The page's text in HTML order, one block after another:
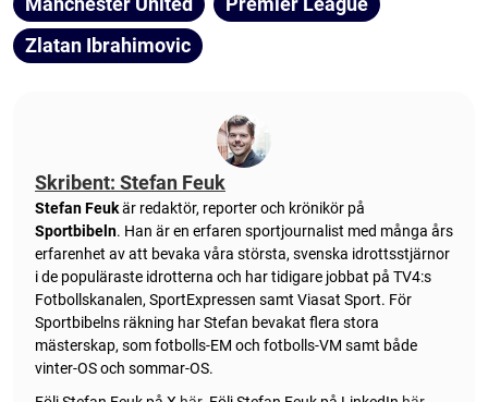
Zlatan Ibrahimovic
Skribent: Stefan Feuk
Stefan Feukär redaktör, reporter och krönikör på
Sportbibeln. Han är en erfaren sportjournalist med många års
erfarenhet av att bevaka våra största, svenska idrottsstjärnor
i de populäraste idrotterna och har tidigare jobbat på TV4:s
Fotbollskanalen, SportExpressen samt Viasat Sport. För
Sportbibelns räkning har Stefan bevakat flera stora
mästerskap, som fotbolls-EM och fotbolls-VM samt både
vinter-OS och sommar-OS.